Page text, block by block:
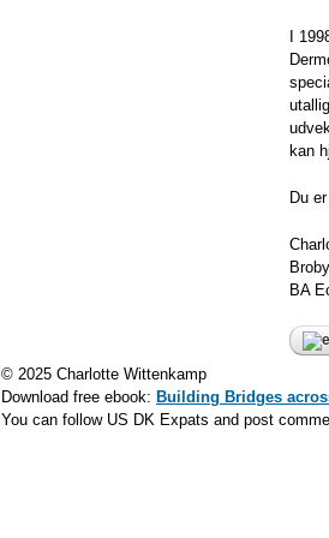
I
kan
Du
BA
© 2025 Charlotte Wittenkamp
Download free ebook: Building Bridges
You can follow US DK Expats and post